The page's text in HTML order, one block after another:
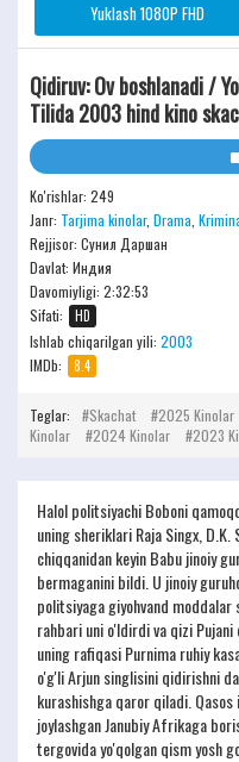
Yuklash 1080P FHD
Qidiruv: Ov boshlanadi /
Tilida 2003 hind kino
Ko'rishlar: 249
Janr: Tarjima kinolar, Drama
Rejjisor: Сунил Даршан
Davlat: Индия
Davomiyligi: 2:32:53
Sifati:
HD
Ishlab chiqarilgan yili: 2003
IMDb:
8.4
Teglar: Skachat 2025 Kinolar
Kinolar
2024 Kinolar 2023
Halol politsiyachi Boboni
uning sheriklari Raja Singx,
chiqqanidan keyin Babu jinoiy
bermaganini bildi. U jinoiy
politsiyaga giyohvand
rahbari uni o'ldirdi va qizi
uning rafiqasi Purnima ruhiy
o'g'li Arjun singlisini qidirishni
kurashishga qaror qiladi.
joylashgan Janubiy Afrikaga
tergovida yo'qolgan qism yosh